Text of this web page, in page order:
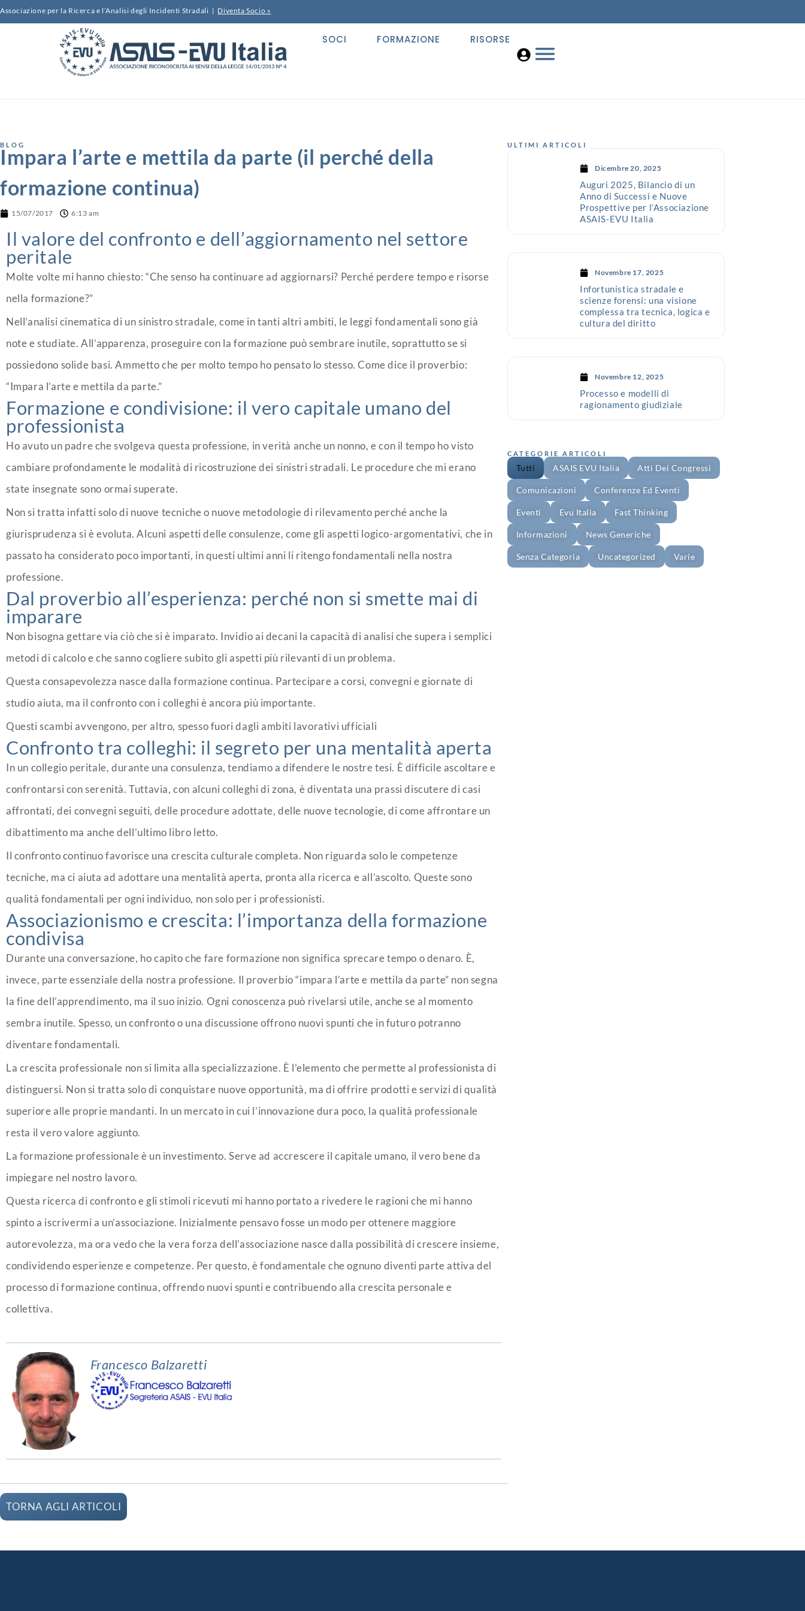
Associazione per la Ricerca e l’Analisi degli Incidenti Stradali | Diventa Socio »
SOCI FORMAZIONE RISORSE
BLOG
Impara l’arte e mettila da parte (il perché della
formazione continua)
15/07/2017 6:13 am
Il valore del confronto e dell’aggiornamento nel settore
peritale
Molte volte mi hanno chiesto: “Che senso ha continuare ad aggiornarsi? Perché perdere tempo e risorse
nella formazione?”
Nell’analisi cinematica di un sinistro stradale, come in tanti altri ambiti, le leggi fondamentali sono già
note e studiate. All’apparenza, proseguire con la formazione può sembrare inutile, soprattutto se si
possiedono solide basi. Ammetto che per molto tempo ho pensato lo stesso. Come dice il proverbio:
“Impara l’arte e mettila da parte.”
Formazione e condivisione: il vero capitale umano del
professionista
Ho avuto un padre che svolgeva questa professione, in verità anche un nonno, e con il tempo ho visto
cambiare profondamente le modalità di ricostruzione dei sinistri stradali. Le procedure che mi erano
state insegnate sono ormai superate.
Non si tratta infatti solo di nuove tecniche o nuove metodologie di rilevamento perché anche la
giurisprudenza si è evoluta. Alcuni aspetti delle consulenze, come gli aspetti logico-argomentativi, che in
passato ha considerato poco importanti, in questi ultimi anni li ritengo fondamentali nella nostra
professione.
Dal proverbio all’esperienza: perché non si smette mai di
imparare
Non bisogna gettare via ciò che si è imparato. Invidio ai decani la capacità di analisi che supera i semplici
metodi di calcolo e che sanno cogliere subito gli aspetti più rilevanti di un problema.
Questa consapevolezza nasce dalla formazione continua. Partecipare a corsi, convegni e giornate di
studio aiuta, ma il confronto con i colleghi è ancora più importante.
Questi scambi avvengono, per altro, spesso fuori dagli ambiti lavorativi ufficiali
Confronto tra colleghi: il segreto per una mentalità aperta
In un collegio peritale, durante una consulenza, tendiamo a difendere le nostre tesi. È difficile ascoltare e
confrontarsi con serenità. Tuttavia, con alcuni colleghi di zona, è diventata una prassi discutere di casi
affrontati, dei convegni seguiti, delle procedure adottate, delle nuove tecnologie, di come affrontare un
dibattimento ma anche dell’ultimo libro letto.
Il confronto continuo favorisce una crescita culturale completa. Non riguarda solo le competenze
tecniche, ma ci aiuta ad adottare una mentalità aperta, pronta alla ricerca e all’ascolto. Queste sono
qualità fondamentali per ogni individuo, non solo per i professionisti.
Associazionismo e crescita: l’importanza della formazione
condivisa
Durante una conversazione, ho capito che fare formazione non significa sprecare tempo o denaro. È,
invece, parte essenziale della nostra professione. Il proverbio “impara l’arte e mettila da parte” non segna
la fine dell’apprendimento, ma il suo inizio. Ogni conoscenza può rivelarsi utile, anche se al momento
sembra inutile. Spesso, un confronto o una discussione offrono nuovi spunti che in futuro potranno
diventare fondamentali.
La crescita professionale non si limita alla specializzazione. È l’elemento che permette al professionista di
distinguersi. Non si tratta solo di conquistare nuove opportunità, ma di offrire prodotti e servizi di qualità
superiore alle proprie mandanti. In un mercato in cui l’innovazione dura poco, la qualità professionale
resta il vero valore aggiunto.
La formazione professionale è un investimento. Serve ad accrescere il capitale umano, il vero bene da
impiegare nel nostro lavoro.
Questa ricerca di confronto e gli stimoli ricevuti mi hanno portato a rivedere le ragioni che mi hanno
spinto a iscrivermi a un’associazione. Inizialmente pensavo fosse un modo per ottenere maggiore
autorevolezza, ma ora vedo che la vera forza dell’associazione nasce dalla possibilità di crescere insieme,
condividendo esperienze e competenze. Per questo, è fondamentale che ognuno diventi parte attiva del
processo di formazione continua, offrendo nuovi spunti e contribuendo alla crescita personale e
collettiva.
Francesco Balzaretti
TORNA AGLI ARTICOLI
ULTIMI ARTICOLI
Dicembre 20, 2025
Auguri 2025, Bilancio di un
Anno di Successi e Nuove
Prospettive per l’Associazione
ASAIS-EVU Italia
Novembre 17, 2025
Infortunistica stradale e
scienze forensi: una visione
complessa tra tecnica, logica e
cultura del diritto
Novembre 12, 2025
Processo e modelli di
ragionamento giudiziale
CATEGORIE ARTICOLI
ASAIS EVU Italia Atti Dei Congressi
Comunicazioni Conferenze Ed Eventi
Eventi Evu Italia Fast Thinking
Informazioni News Generiche
Senza Categoria Uncategorized Varie
Tutti